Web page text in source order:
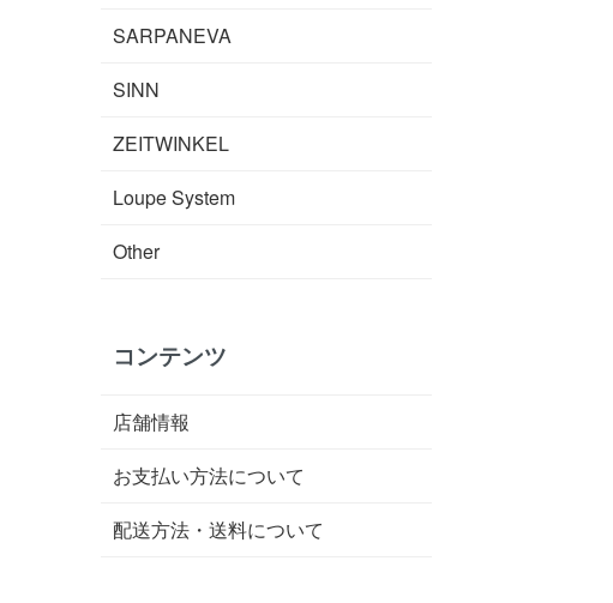
SARPANEVA
SINN
ZEITWINKEL
Loupe System
Other
コンテンツ
店舗情報
お支払い方法について
配送方法・送料について